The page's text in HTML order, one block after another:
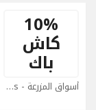
10%
كاش
باك
أسواق المزرعة - FarmGo Coupons